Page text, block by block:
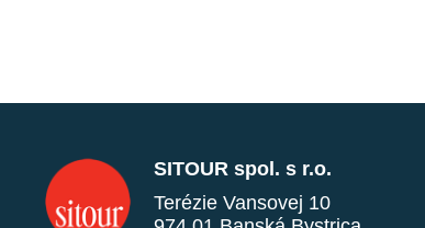
SITOUR spol. s r.o.
Terézie Vansovej 10